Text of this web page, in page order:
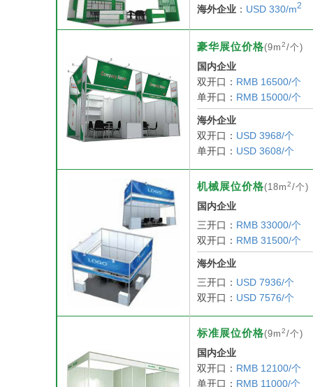
海外企业 ： USD 330/m2
豪华展位价格(9m2/个)
国内企业
双开口： RMB 16500/个
单开口： RMB 15000/个
海外企业
双开口： USD 3968/个
单开口： USD 3608/个
机械展位价格(18m2/个)
国内企业
三开口： RMB 33000/个
双开口： RMB 31500/个
海外企业
三开口： USD 7936/个
双开口： USD 7576/个
标准展位价格(9m2/个)
国内企业
双开口： RMB 12100/个
单开口： RMB 11000/个